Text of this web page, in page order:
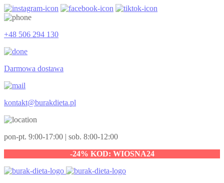
+48 506 294 130
Darmowa dostawa
kontakt@burakdieta.pl
pon-pt. 9:00-17:00 | sob. 8:00-12:00
-24% KOD: WIOSNA24